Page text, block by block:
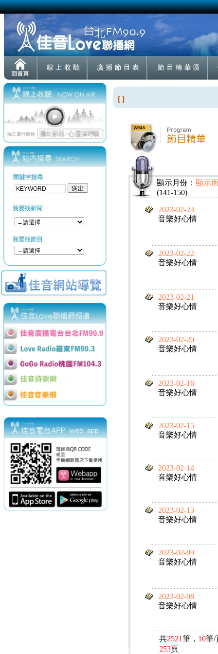
[ ]
顯示月份： 顯示
(141-150)
2023-02-23
音樂好心情
2023-02-22
音樂好心情
2023-02-21
音樂好心情
2023-02-20
音樂好心情
2023-02-16
音樂好心情
2023-02-15
音樂好心情
2023-02-14
音樂好心情
2023-02-13
音樂好心情
2023-02-09
音樂好心情
2023-02-08
音樂好心情
共2521筆， 10筆/
253頁
電話：(02)2369-9050
佳音電台地址：